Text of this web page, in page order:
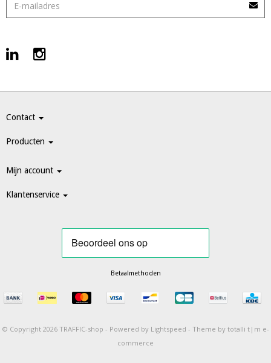
Contact
Producten
Mijn account
Klantenservice
Betaalmethoden
© Copyright 2026 TRAFFIC-shop - Powered by Lightspeed - Theme by totalli t|m e-
commerce